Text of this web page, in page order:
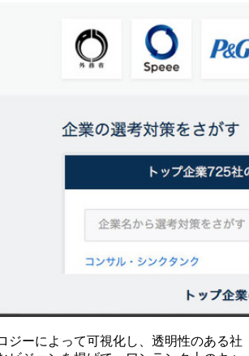
ジーによって可視化し、透明性のある社